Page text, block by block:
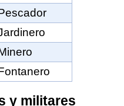
y militares